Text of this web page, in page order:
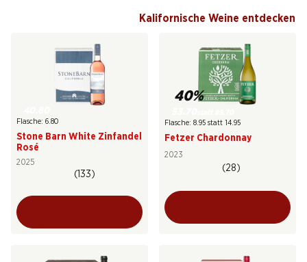
Kalifornische Weine entdecken
Flasche: 6.80
Stone Barn White Zinfandel
Rosé
2025
(133)
40%
Flasche: 8.95 statt 14.95
Fetzer Chardonnay
2023
(28)